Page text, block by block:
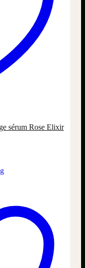
sérum Rose Elixir